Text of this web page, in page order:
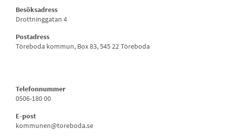
Besöksadress
Drottninggatan 4
Postadress
Töreboda kommun, Box 83, 545 22 Töreboda
Telefonnummer
0506-180 00
E-post
kommunen@toreboda.se